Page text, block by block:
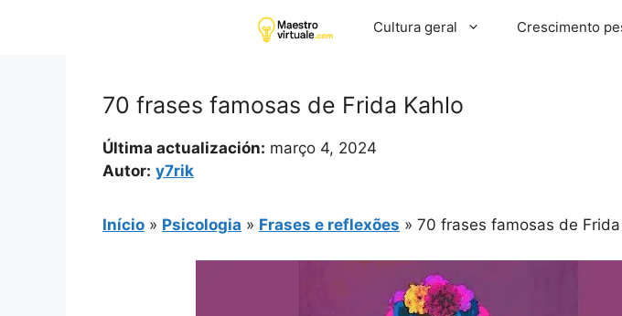
Cultura geral Crescimento
70 frases famosas de Frida Kahlo
Última actualización: março 4, 2024
Autor: y7rik
Início » Psicologia » Frases e reflexões » 70 frases famosas de